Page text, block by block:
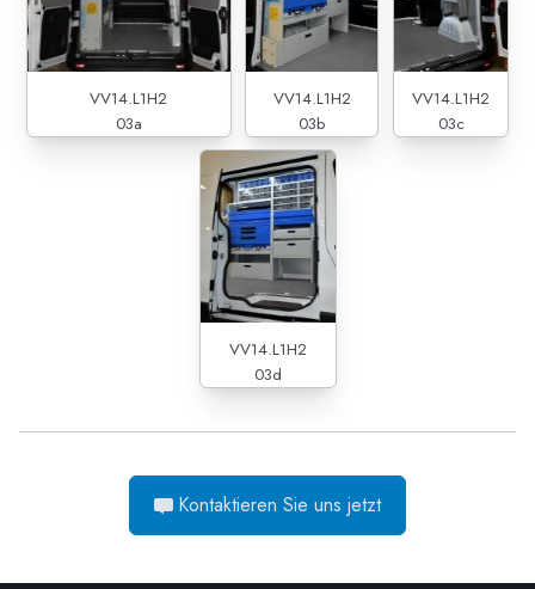
VV14.L1H2
03a
VV14.L1H2
03b
VV14.L1H2
03c
VV14.L1H2
03d
Kontaktieren Sie uns jetzt